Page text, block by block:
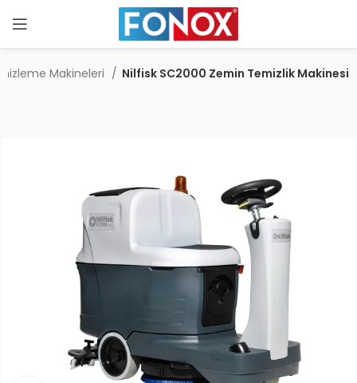
Makineleri Nilfisk SC2000 Zemin Temizlik Makinesi